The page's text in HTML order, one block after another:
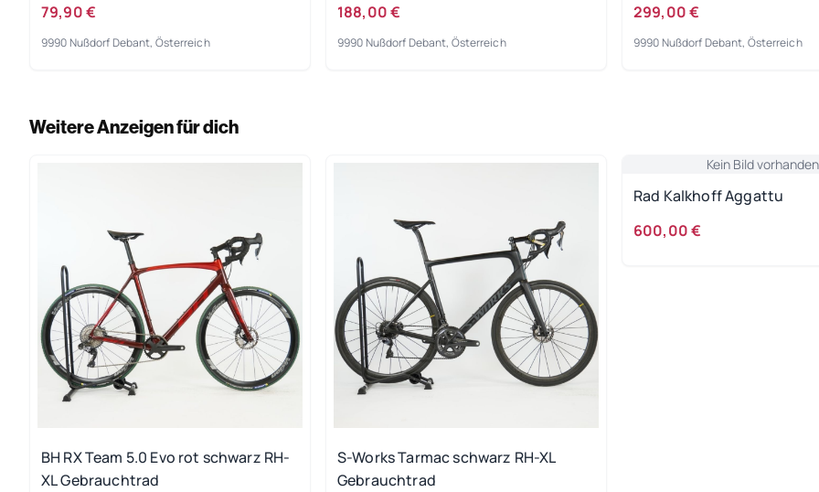
79,90 €
9990 Nußdorf Debant, Österreich
188,00 €
9990 Nußdorf Debant, Österreich
299,00 €
9990 Nußdorf Debant, Österreich
Weitere Anzeigen für dich
BH RX Team 5.0 Evo rot schwarz RH-
XL Gebrauchtrad
S-Works Tarmac schwarz RH-XL
Gebrauchtrad
Kein Bild vorhanden
Rad Kalkhoff Aggattu
600,00 €